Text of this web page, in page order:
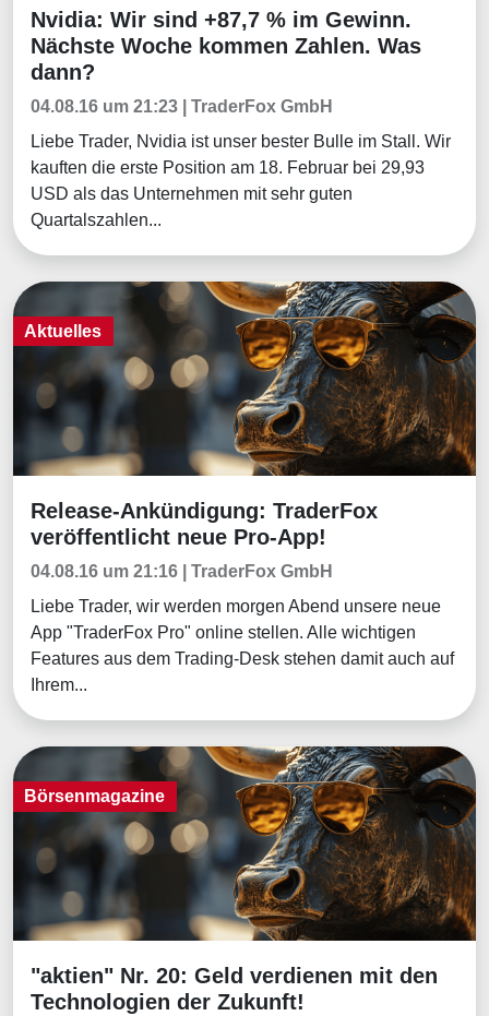
Tradingerfolge
Nvidia: Wir sind +87,7 % im Gewinn.
Nächste Woche kommen Zahlen. Was
dann?
04.08.16 um 21:23 | TraderFox GmbH
Liebe Trader, Nvidia ist unser bester Bulle im Stall. Wir
kauften die erste Position am 18. Februar bei 29,93
USD als das Unternehmen mit sehr guten
Quartalszahlen...
Aktuelles
Aktuelles
Release-Ankündigung: TraderFox
veröffentlicht neue Pro-App!
04.08.16 um 21:16 | TraderFox GmbH
Liebe Trader, wir werden morgen Abend unsere neue
App "TraderFox Pro" online stellen. Alle wichtigen
Features aus dem Trading-Desk stehen damit auch auf
Ihrem...
Börsenmagazine
Börsenmagazine
"aktien" Nr. 20: Geld verdienen mit den
Technologien der Zukunft!